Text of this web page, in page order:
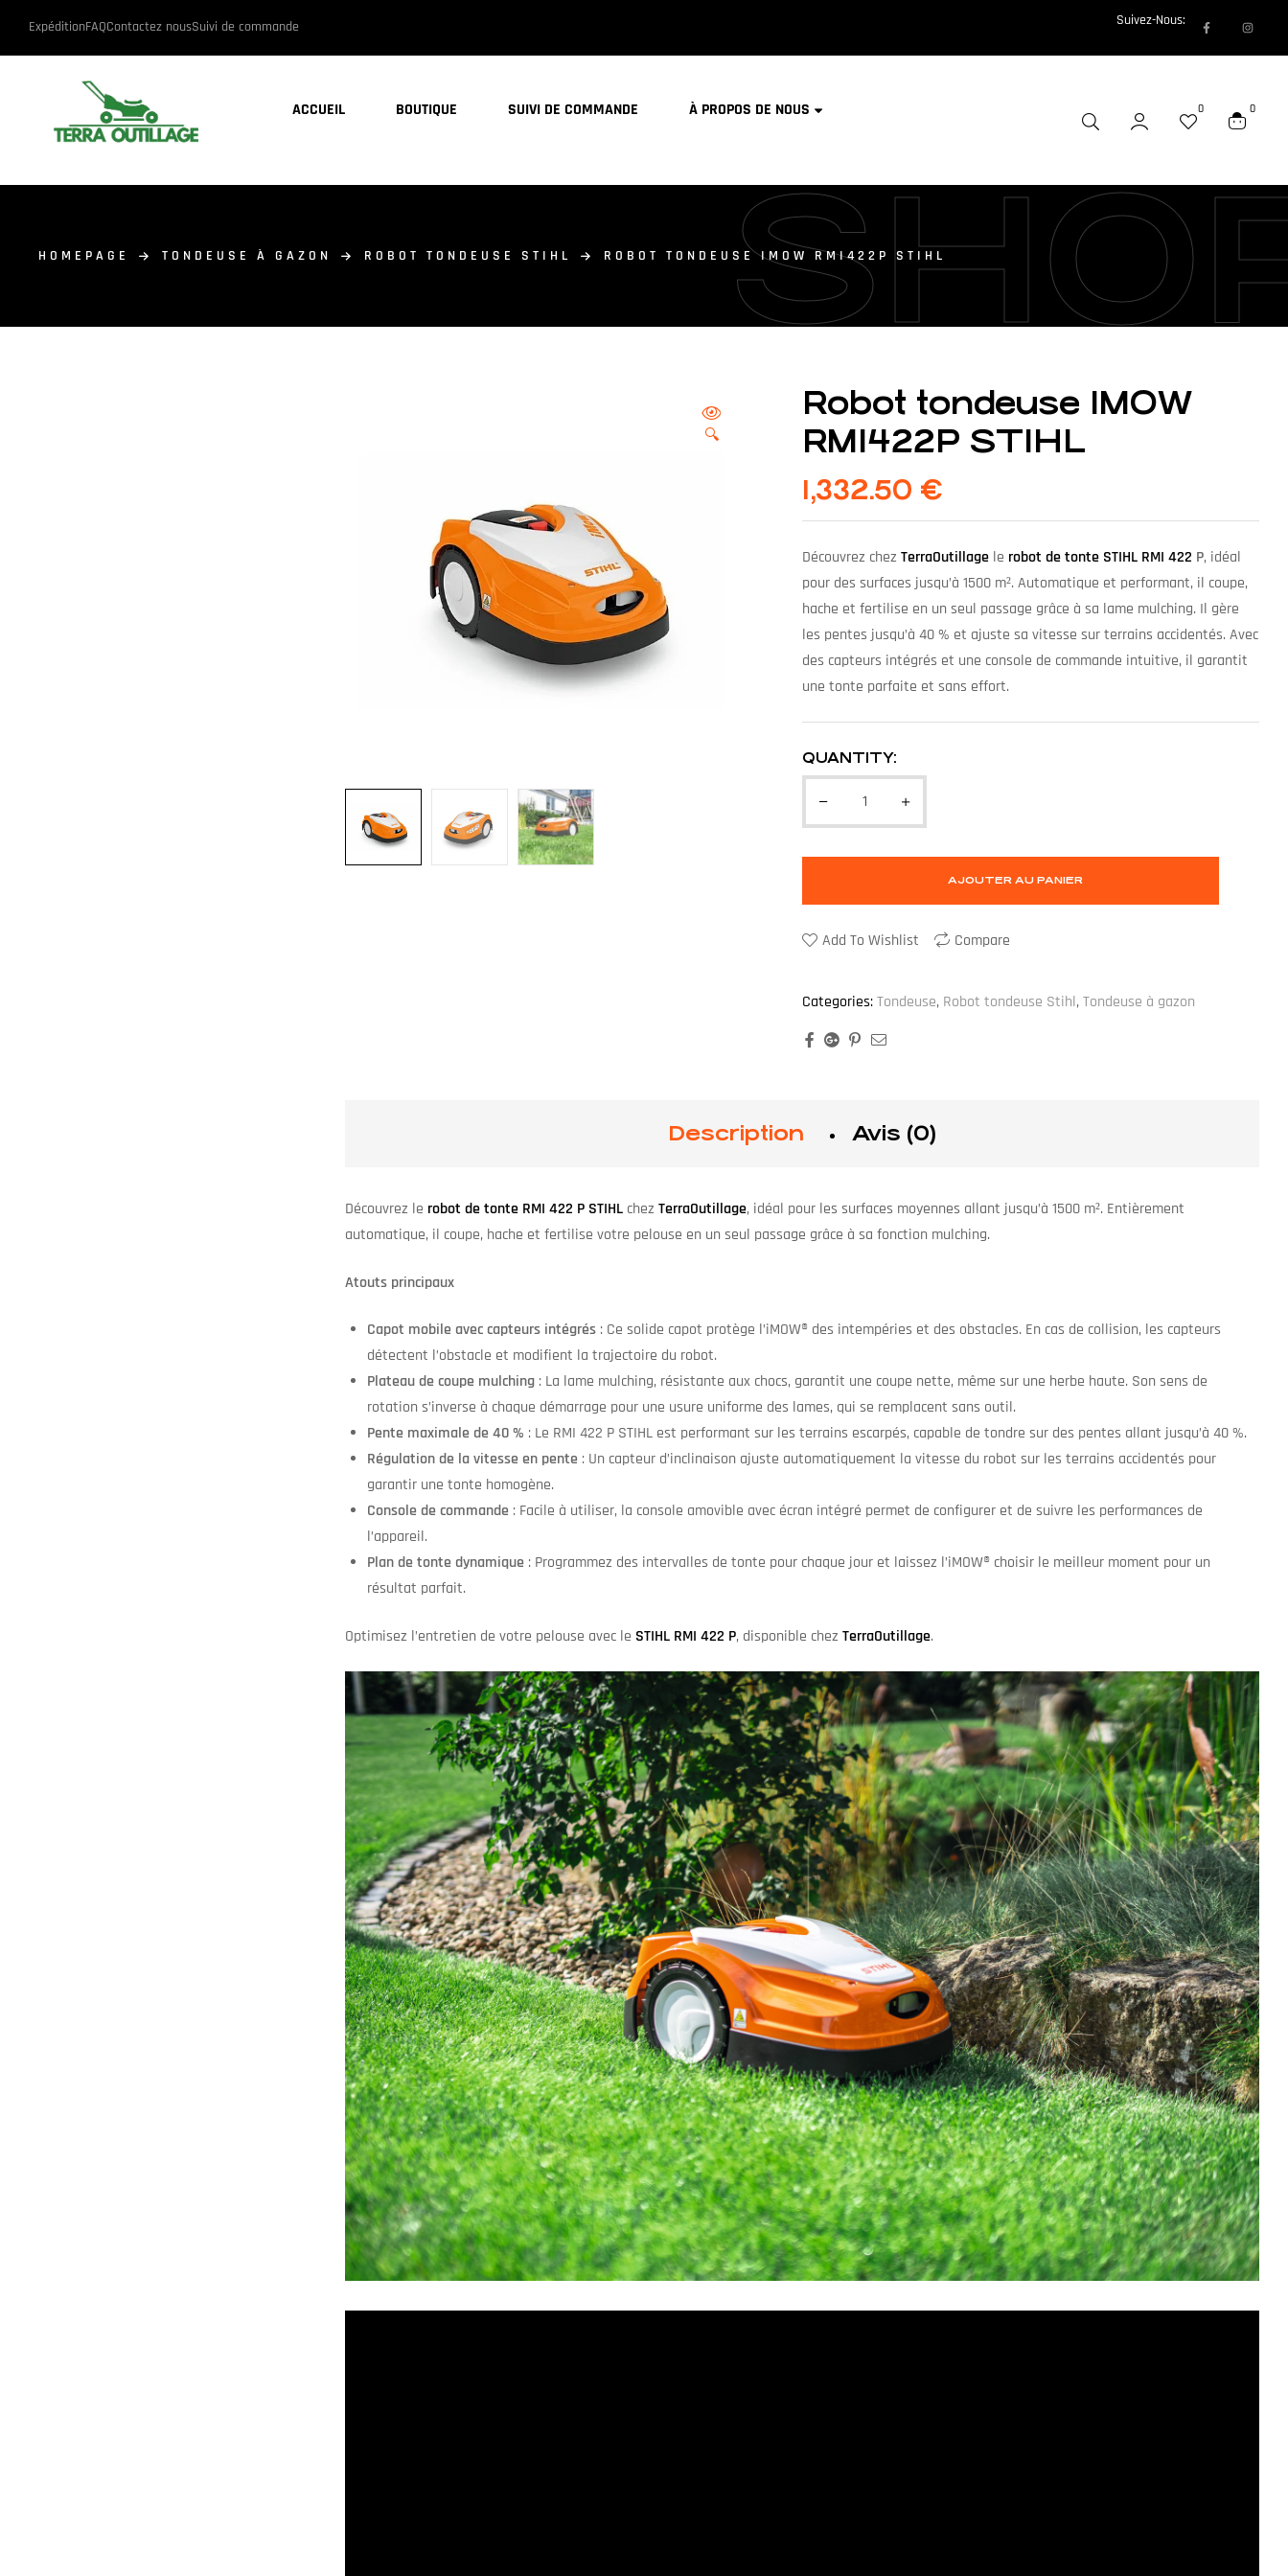
ExpéditionFAQContactez nousSuivi de commande Suivez-Nous:
ACCUEIL BOUTIQUE SUIVI DE COMMANDE À PROPOS DE NOUS 0 0
HOMEPAGE TONDEUSE À GAZON ROBOT TONDEUSE STIHL ROBOT TONDEUSE IMOW RMI422P STIHL
🔍
Robot tondeuse IMOW
RMI422P STIHL
1,332.50 €
Découvrez chez TerraOutillage le robot de tonte STIHL RMI 422 P, idéal
pour des surfaces jusqu’à 1500 m². Automatique et performant, il coupe,
hache et fertilise en un seul passage grâce à sa lame mulching. Il gère
les pentes jusqu’à 40 % et ajuste sa vitesse sur terrains accidentés. Avec
des capteurs intégrés et une console de commande intuitive, il garantit
une tonte parfaite et sans effort.
QUANTITY:
AJOUTER AU PANIER
Add To Wishlist Compare
Categories:Tondeuse, Robot tondeuse Stihl, Tondeuse à gazon
Facebook
Google+Pinterest
Description Avis (0)
Découvrez le robot de tonte RMI 422 P STIHL chez TerraOutillage, idéal pour les surfaces moyennes allant jusqu’à 1500 m². Entièrement
automatique, il coupe, hache et fertilise votre pelouse en un seul passage grâce à sa fonction mulching.
Atouts principaux
Capot mobile avec capteurs intégrés: Ce solide capot protège l’iMOW® des intempéries et des obstacles. En cas de collision, les capteurs
détectent l’obstacle et modifient la trajectoire du robot.
Plateau de coupe mulching: La lame mulching, résistante aux chocs, garantit une coupe nette, même sur une herbe haute. Son sens de
rotation s’inverse à chaque démarrage pour une usure uniforme des lames, qui se remplacent sans outil.
Pente maximale de 40 % : Le RMI 422 P STIHL est performant sur les terrains escarpés, capable de tondre sur des pentes allant jusqu’à 40 %.
Régulation de la vitesse en pente : Un capteur d’inclinaison ajuste automatiquement la vitesse du robot sur les terrains accidentés pour
garantir une tonte homogène.
Console de commande : Facile à utiliser, la console amovible avec écran intégré permet de configurer et de suivre les performances de
l’appareil.
Plan de tonte dynamique : Programmez des intervalles de tonte pour chaque jour et laissez l’iMOW® choisir le meilleur moment pour un
résultat parfait.
Optimisez l’entretien de votre pelouse avec le STIHL RMI 422 P, disponible chez TerraOutillage.